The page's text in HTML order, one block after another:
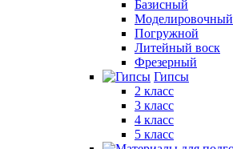
Базисный
Моделировочный
Погружной
Литейный воск
Фрезерный
Гипсы
2 класс
3 класс
4 класс
5 класс